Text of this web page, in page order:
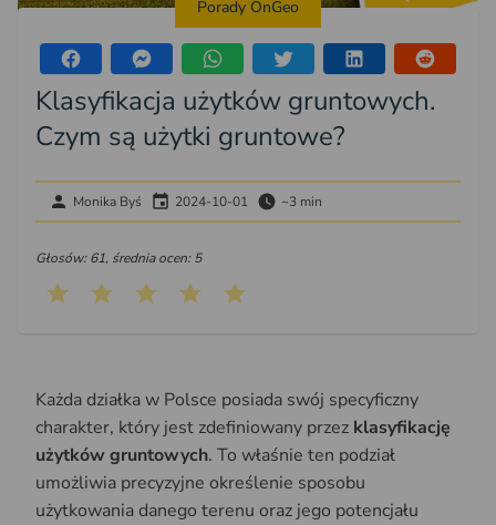
Porady OnGeo
Klasyfikacja użytków gruntowych.
Czym są użytki gruntowe?
Monika Byś 2024-10-01 ~3 min
Głosów: 61, średnia ocen: 5
Każda działka w Polsce posiada swój specyficzny
charakter, który jest zdefiniowany przez klasyfikację
użytków gruntowych. To właśnie ten podział
umożliwia precyzyjne określenie sposobu
użytkowania danego terenu oraz jego potencjału